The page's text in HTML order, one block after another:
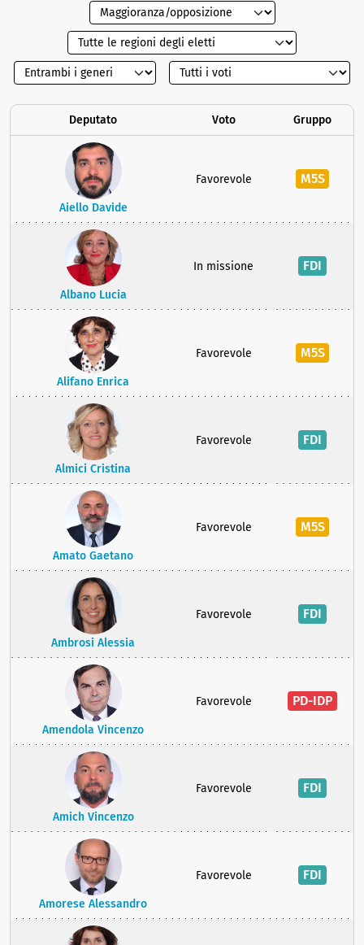
Deputato Voto Gruppo
Aiello Davide
Favorevole M5S
Albano Lucia
In missione FDI
Alifano Enrica
Favorevole M5S
Almici Cristina
Favorevole FDI
Amato Gaetano
Favorevole M5S
Ambrosi Alessia
Favorevole FDI
Amendola Vincenzo
Favorevole PD-IDP
Amich Vincenzo
Favorevole FDI
Amorese Alessandro
Favorevole FDI